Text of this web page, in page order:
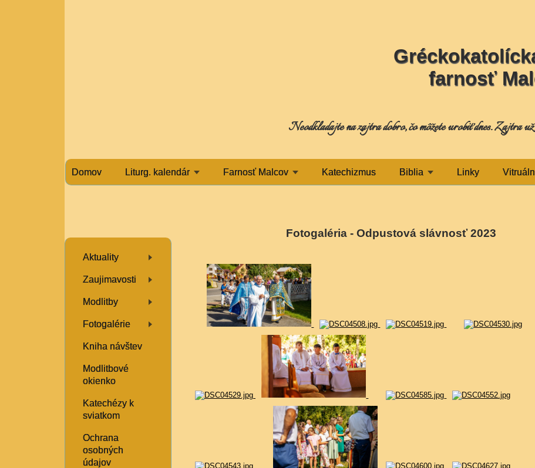
farnosť
Neodkladajte na zajtra dobro, čo môžete urobiť dnes. Zajtra už
Domov Liturg. kalendár Farnosť Malcov Katechizmus Biblia Linky
Aktuality
Zaujimavosti
Modlitby
Fotogalérie
Kniha návštev
Modlitbové
okienko
Katechézy k
sviatkom
Ochrana
osobných
údajov
Fotogaléria - Odpustová slávnosť 2023